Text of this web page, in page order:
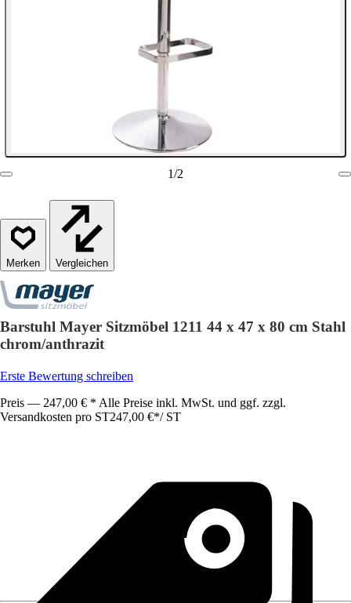
1/2
Vergleichen
Barstuhl Mayer Sitzmöbel 1211 44 x 47 x 80 cm Stahl
chrom/anthrazit
Erste Bewertung schreiben
Preis — 247,00 € * Alle Preise inkl. MwSt. und ggf. zzgl.
Versandkosten pro ST247,00 €*/ ST